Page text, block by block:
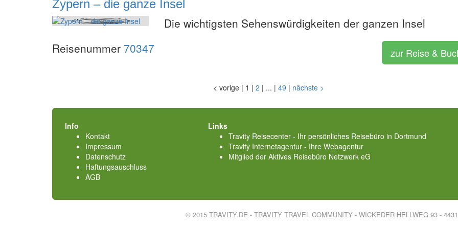
Zypern – die ganze Insel
Die wichtigsten Sehenswürdigkeiten der ganzen Insel
Reisenummer 70347 zur Reise &
<vorige | 1 | 2 | ... | 49 | nächste >
Info
Kontakt
Impressum
Datenschutz
Haftungsauschluss
AGB
Links
Travity Reisecenter - Ihr persönliches Reisebüro in Dortmund
Travity Internetagentur - Ihre Webagentur
Mitglied der Aktives Reisebüro Netzwerk eG
© 2015 TRAVITY.DE - TRAVITY TRAVEL COMMUNITY - WICKEDER HELLWEG 93 -